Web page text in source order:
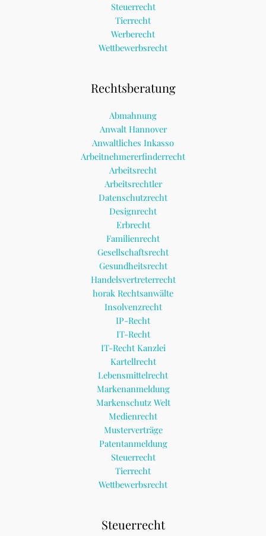
Steuerrecht
Tierrecht
Werberecht
Wettbewerbsrecht
Rechtsberatung
Abmahnung
Anwalt Hannover
Anwaltliches Inkasso
Arbeitnehmererfinderrecht
Arbeitsrecht
Arbeitsrechtler
Datenschutzrecht
Designrecht
Erbrecht
Familienrecht
Gesellschaftsrecht
Gesundheitsrecht
Handelsvertreterrecht
horak Rechtsanwälte
Insolvenzrecht
IP-Recht
IT-Recht
IT-Recht Kanzlei
Kartellrecht
Lebensmittelrecht
Markenanmeldung
Markenschutz Welt
Medienrecht
Musterverträge
Patentanmeldung
Steuerrecht
Tierrecht
Wettbewerbsrecht
Steuerrecht